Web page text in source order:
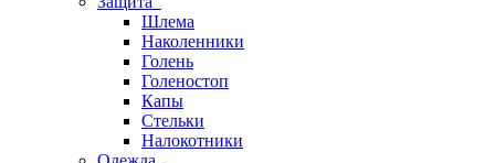
Шлема
Наколенники
Голень
Голеностоп
Капы
Стельки
Налокотники